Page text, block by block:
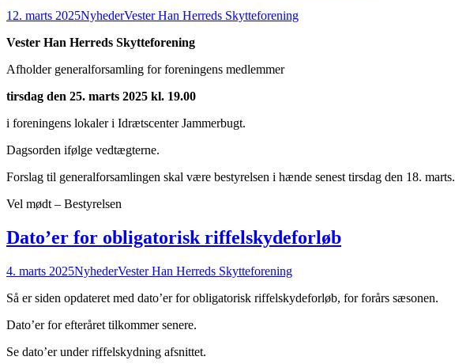
12. marts 2025NyhederVester Han Herreds Skytteforening
Vester Han Herreds Skytteforening
Afholder generalforsamling for foreningens medlemmer
tirsdag den 25. marts 2025 kl. 19.00
i foreningens lokaler i Idrætscenter Jammerbugt.
Dagsorden ifølge vedtægterne.
Forslag til generalforsamlingen skal være bestyrelsen i hænde senest tirsdag den 18. marts.
Vel mødt – Bestyrelsen
Dato’er for obligatorisk riffelskydeforløb
4. marts 2025NyhederVester Han Herreds Skytteforening
Så er siden opdateret med dato’er for obligatorisk riffelskydeforløb, for forårs sæsonen.
Dato’er for efteråret tilkommer senere.
Se dato’er under riffelskydning afsnittet.